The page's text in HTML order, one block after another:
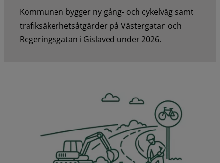
Kommunen bygger ny gång- och cykelväg samt
trafiksäkerhetsåtgärder på Västergatan och
Regeringsgatan i Gislaved under 2026.